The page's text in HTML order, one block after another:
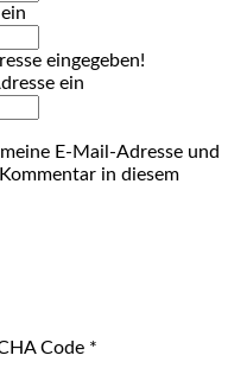
eingegeben!
ein
E-Mail-Adresse und
in diesem
Code *